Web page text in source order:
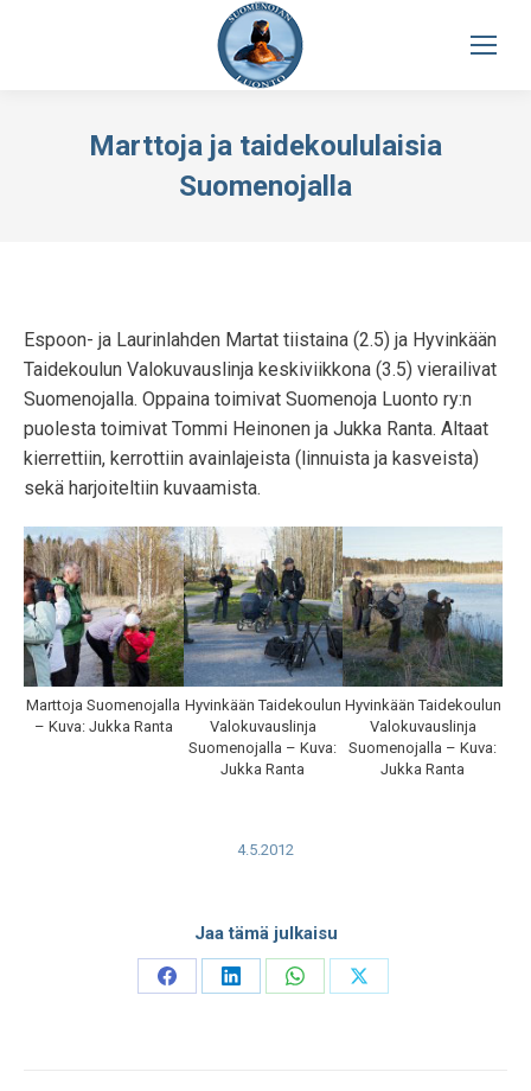
Marttoja ja taidekoululaisia
Suomenojalla
Espoon- ja Laurinlahden Martat tiistaina (2.5) ja Hyvinkään
Taidekoulun Valokuvauslinja keskiviikkona (3.5) vierailivat
Suomenojalla. Oppaina toimivat Suomenoja Luonto ry:n
puolesta toimivat Tommi Heinonen ja Jukka Ranta. Altaat
kierrettiin, kerrottiin avainlajeista (linnuista ja kasveista)
sekä harjoiteltiin kuvaamista.
Marttoja Suomenojalla
– Kuva: Jukka Ranta
Hyvinkään Taidekoulun
Valokuvauslinja
Suomenojalla – Kuva:
Jukka Ranta
Hyvinkään Taidekoulun
Valokuvauslinja
Suomenojalla – Kuva:
Jukka Ranta
4.5.2012
Jaa tämä julkaisu
Share
Share
Share
Share